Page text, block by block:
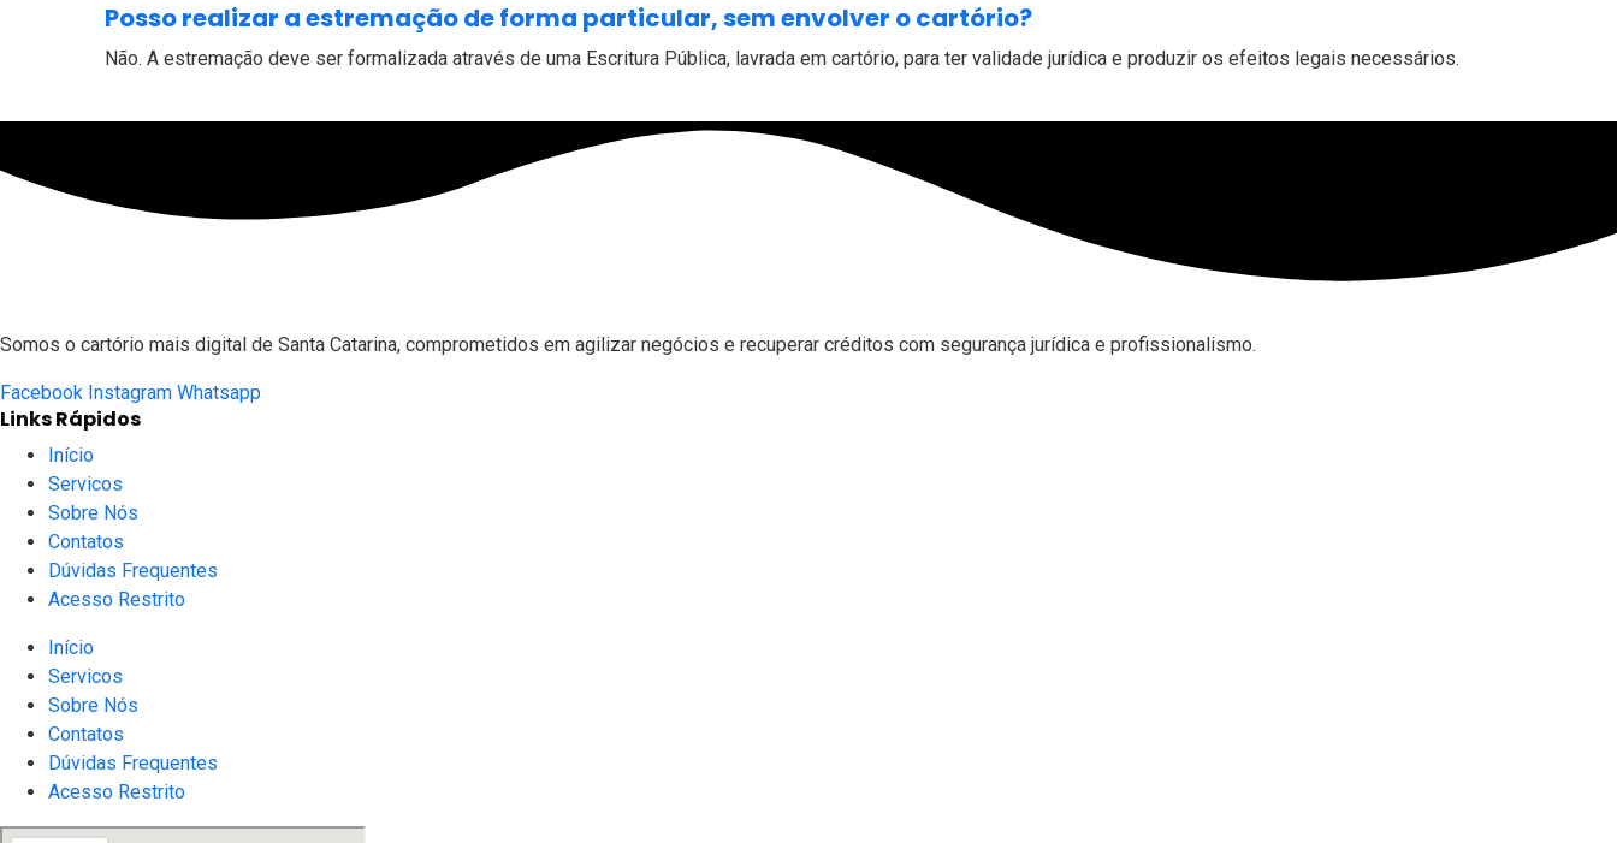
Posso realizar a estremação de forma particular, sem envolver o cartório?
Não. A estremação deve ser formalizada através de uma Escritura Pública, lavrada em cartório, para ter validade jurídica e produzir os efeitos legais necessários.
Somos o cartório mais digital de Santa Catarina, comprometidos em agilizar negócios e recuperar créditos com segurança jurídica e profissionalismo.
Facebook Instagram Whatsapp
Links Rápidos
Início
Servicos
Sobre Nós
Contatos
Dúvidas Frequentes
Acesso Restrito
Início
Servicos
Sobre Nós
Contatos
Dúvidas Frequentes
Acesso Restrito